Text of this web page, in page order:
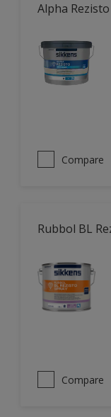
Alpha
Compare
Rubbol BL
Compare